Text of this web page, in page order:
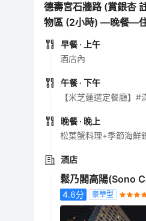
德壽宮石牆路 (賞銀杏
物區 (2小時) —晚餐—
早餐 · 上午
酒店內
午餐 · 下午
【米芝蓮選定餐廳】
晚餐 · 晚上
松葉蟹料理+季節海鮮
酒店
鬆乃閣高陽(Sono
4.6分 豪華型